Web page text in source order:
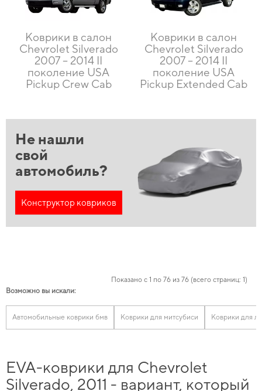
Коврики в салон
Chevrolet Silverado
2007 – 2014 II
поколение USA
Pickup Crew Cab
Коврики в салон
Chevrolet Silverado
2007 – 2014 II
поколение USA
Pickup Extended Cab
Не нашли
свой
автомобиль?
Конструктор ковриков
Показано с 1 по 76 из 76 (всего страниц: 1)
Возможно вы искали:
Автомобильные коврики бмв Коврики для митсубиси Коврики для
EVA-коврики для Chevrolet
Silverado, 2011 - вариант, который